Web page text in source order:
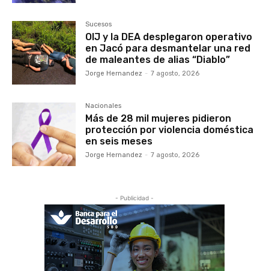
Sucesos
OIJ y la DEA desplegaron operativo
en Jacó para desmantelar una red
de maleantes de alias “Diablo”
Jorge Hernandez - 7 agosto, 2026
Nacionales
Más de 28 mil mujeres pidieron
protección por violencia doméstica
en seis meses
Jorge Hernandez - 7 agosto, 2026
- Publicidad -